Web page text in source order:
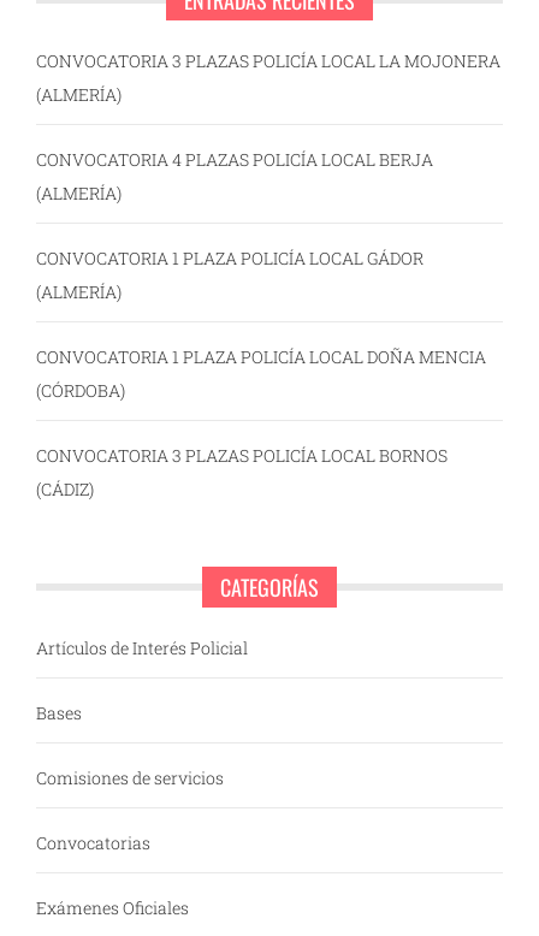
CONVOCATORIA 3 PLAZAS POLICÍA LOCAL LA MOJONERA
(ALMERÍA)
CONVOCATORIA 4 PLAZAS POLICÍA LOCAL BERJA
(ALMERÍA)
CONVOCATORIA 1 PLAZA POLICÍA LOCAL GÁDOR
(ALMERÍA)
CONVOCATORIA 1 PLAZA POLICÍA LOCAL DOÑA MENCIA
(CÓRDOBA)
CONVOCATORIA 3 PLAZAS POLICÍA LOCAL BORNOS
(CÁDIZ)
CATEGORÍAS
Artículos de Interés Policial
Bases
Comisiones de servicios
Convocatorias
Exámenes Oficiales